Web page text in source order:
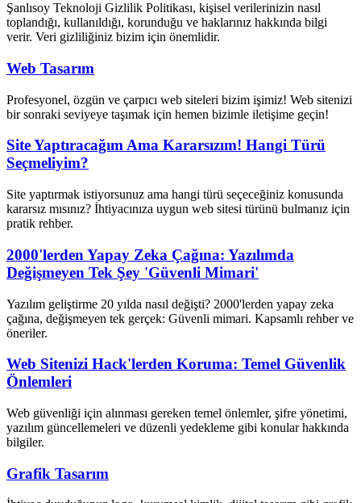
Şanlısoy Teknoloji Gizlilik Politikası, kişisel verilerinizin nasıl
toplandığı, kullanıldığı, korunduğu ve haklarınız hakkında bilgi
verir. Veri gizliliğiniz bizim için önemlidir.
Web Tasarım
Profesyonel, özgün ve çarpıcı web siteleri bizim işimiz! Web sitenizi
bir sonraki seviyeye taşımak için hemen bizimle iletişime geçin!
Site Yaptıracağım Ama Kararsızım! Hangi Türü
Seçmeliyim?
Site yaptırmak istiyorsunuz ama hangi türü seçeceğiniz konusunda
kararsız mısınız? İhtiyacınıza uygun web sitesi türünü bulmanız için
pratik rehber.
2000'lerden Yapay Zeka Çağına: Yazılımda
Değişmeyen Tek Şey 'Güvenli Mimari'
Yazılım geliştirme 20 yılda nasıl değişti? 2000'lerden yapay zeka
çağına, değişmeyen tek gerçek: Güvenli mimari. Kapsamlı rehber ve
öneriler.
Web Sitenizi Hack'lerden Koruma: Temel Güvenlik
Önlemleri
Web güvenliği için alınması gereken temel önlemler, şifre yönetimi,
yazılım güncellemeleri ve düzenli yedekleme gibi konular hakkında
bilgiler.
Grafik Tasarım